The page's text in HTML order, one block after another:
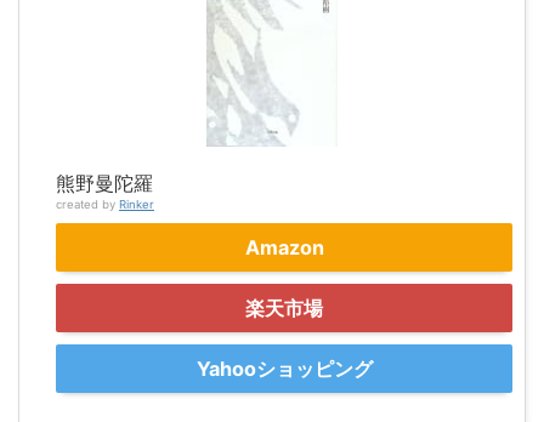
熊野曼陀羅
created by Rinker
Amazon
楽天市場
Yahooショッピング